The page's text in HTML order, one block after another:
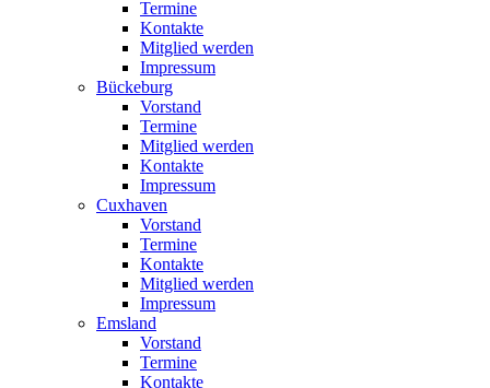
Termine
Kontakte
Mitglied werden
Impressum
Bückeburg
Vorstand
Termine
Mitglied werden
Kontakte
Impressum
Cuxhaven
Vorstand
Termine
Kontakte
Mitglied werden
Impressum
Emsland
Vorstand
Termine
Kontakte